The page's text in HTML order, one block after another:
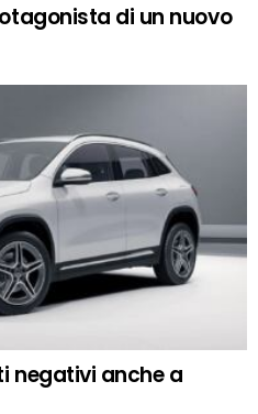
di un nuovo
negativi anche a